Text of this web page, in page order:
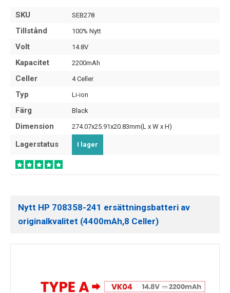
SKU SEB278
Tillstånd 100% Nytt
Volt 14.8V
Kapacitet 2200mAh
Celler 4 Celler
Typ Li-ion
Färg Black
Dimension 274.07x25.91x20.83mm(L x W x H)
Lagerstatus I lager
Nytt HP 708358-241 ersättningsbatteri av
originalkvalitet (4400mAh,8 Celler)